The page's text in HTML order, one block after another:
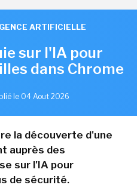
ARTIFICIELLE
sur l'IA pour
dans Chrome
le 04 Aout 2026
la découverte d'une
auprès des
sur l'IA pour
de sécurité.